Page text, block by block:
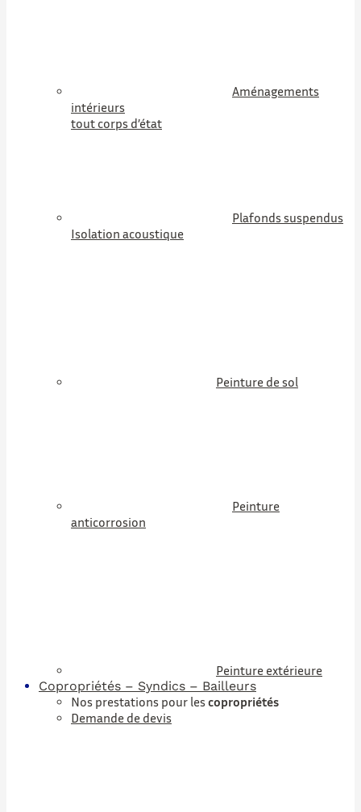
Aménagements
intérieurs
tout corps d’état
Plafonds suspendus
Isolation acoustique
Peinture de sol
Peinture
anticorrosion
Peinture extérieure
Copropriétés – Syndics – Bailleurs
Nos prestations pour lescopropriétés
Demande de devis